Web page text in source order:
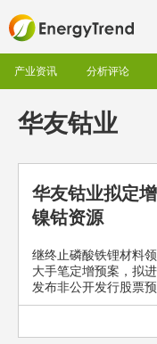
产业资讯 分析评论
华友钴业
华友钴业拟定
镍钴资源
继终止磷酸铁锂材料
大手笔定增预案，拟
发布非公开发行股票